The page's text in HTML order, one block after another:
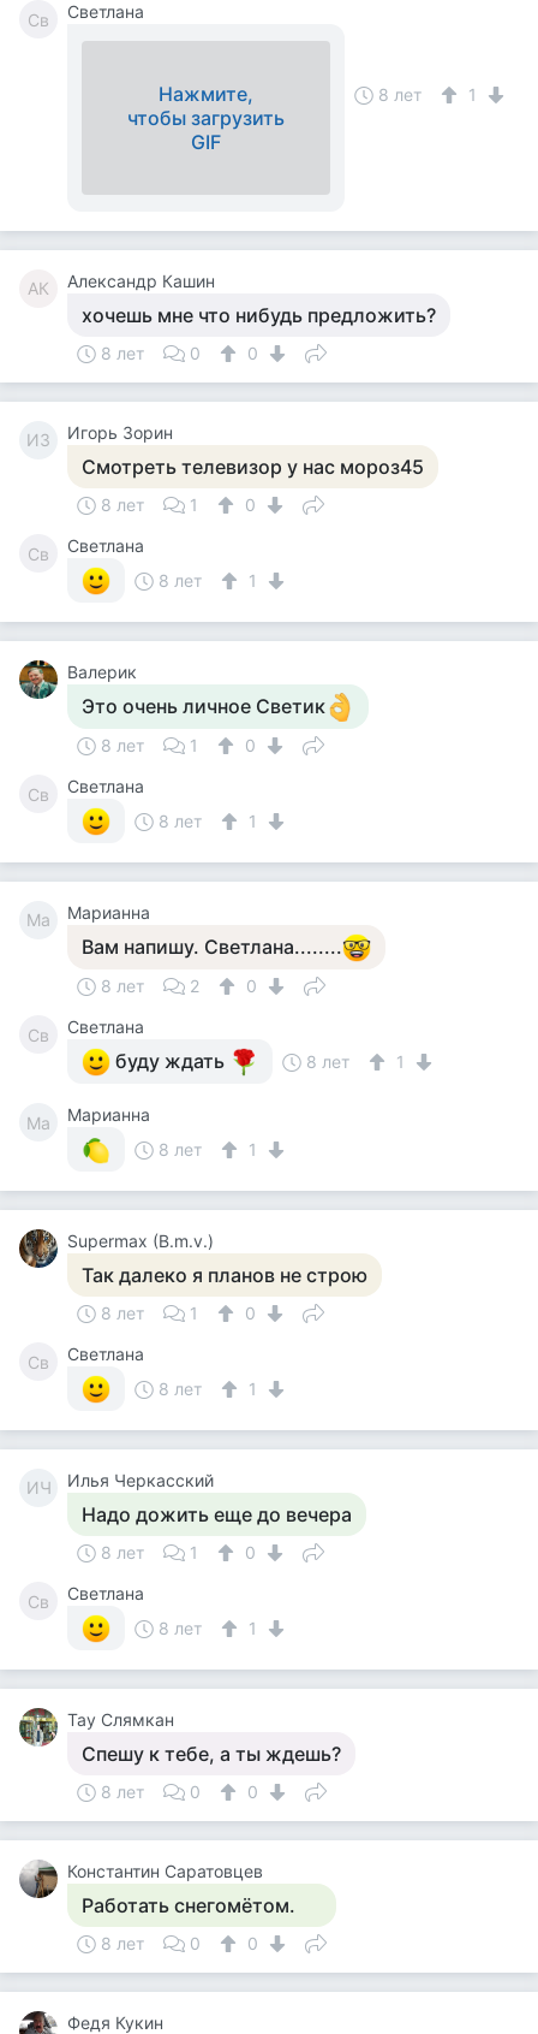
Св Светлана
Нажмите,
чтобы загрузить
GIF
8 лет 1
АК Александр Кашин
хочешь мне что нибудь предложить?
8 лет 0 0
ИЗ Игорь Зорин
Смотреть телевизор у нас мороз45
8 лет 1 0
Св
Светлана
8 лет
1
Валерик
Это очень личное Светик
8 лет 1 0
Св
Светлана
8 лет
1
Ма Марианна
Вам напишу. Светлана........
8 лет 2 0
Св Светлана
буду ждать 8 лет 1
Ма
Марианна
8 лет
1
Supermax (B.m.v.)
Так далеко я планов не строю
8 лет 1 0
Св
Светлана
8 лет
1
ИЧ Илья Черкасский
Надо дожить еще до вечера
8 лет 1 0
Св
Светлана
8 лет
1
Тау Слямкан
Спешу к тебе, а ты ждешь?
8 лет 0 0
Константин Саратовцев
Работать снегомётом.
8 лет 0 0
Федя Кукин